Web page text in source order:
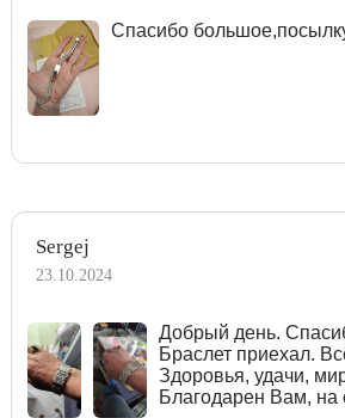
Спасибо
Sergej
23.10.2024
Добрый день.
Браслет приехал.
Здоровья, удачи,
Благодарен Вам, на